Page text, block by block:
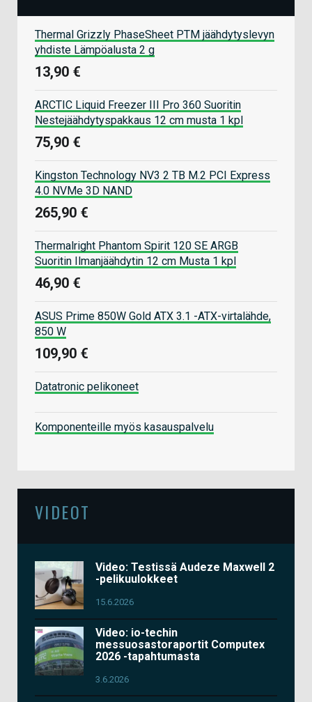
Thermal Grizzly PhaseSheet PTM jäähdytyslevyn
yhdiste Lämpöalusta 2 g
13,90 €
ARCTIC Liquid Freezer III Pro 360 Suoritin
Nestejäähdytyspakkaus 12 cm musta 1 kpl
75,90 €
Kingston Technology NV3 2 TB M.2 PCI Express
4.0 NVMe 3D NAND
265,90 €
Thermalright Phantom Spirit 120 SE ARGB
Suoritin Ilmanjäähdytin 12 cm Musta 1 kpl
46,90 €
ASUS Prime 850W Gold ATX 3.1 -ATX-virtalähde,
850 W
109,90 €
Datatronic pelikoneet
Komponenteille myös kasauspalvelu
VIDEOT
Video: Testissä Audeze Maxwell 2
-pelikuulokkeet
15.6.2026
Video: io-techin
messuosastoraportit Computex
2026 -tapahtumasta
3.6.2026